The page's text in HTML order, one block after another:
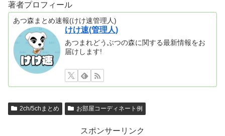
著者プロフィール
あつ森まとめ速報(けけ速管理人)
けけ速(管理人)
あつまれどうぶつの森に関する最新情報をお
届けします!
2ch/5chまとめ お部屋コーディネート例
スポンサーリンク